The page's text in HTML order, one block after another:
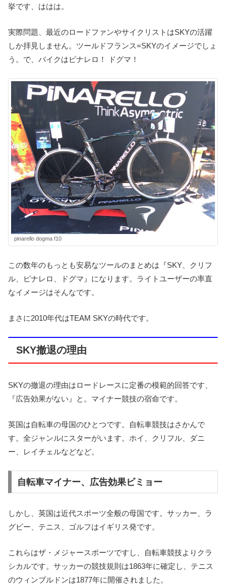
挙です、ははは。
実際問題、最近のロードファンやサイクリストはSKYの活躍
しか拝見しません。ツールドフランス=SKYのイメージでしょ
う。で、バイクはピナレロ！ ドグマ！
pinarello dogma f10
この数年のもっとも安易なツールのまとめは『SKY、クリフ
ル、ピナレロ、ドグマ』になります。ライトユーザーの率直
なイメージはそんなです。
まさに2010年代はTEAM SKYの時代です。
SKY撤退の理由
SKYの撤退の理由はロードレースに定番の模範的回答です、
『広告効果がない』と。マイナー競技の宿命です。
英国は自転車の母国のひとつです。自転車競技はさかんで
す。全ジャンルにスターがいます。ホイ、クリフル、ダニ
ー、レイチェルなどなど。
自転車マイナー、広告効果ビミョー
しかし、英国は近代スポーツ全般の母国です。サッカー、ラ
グビー、テニス、ゴルフはイギリス発です。
これらはザ・メジャースポーツですし、自転車競技よりクラ
シカルです。サッカーの競技規則は1863年に確定し、テニス
のウィンブルドンは1877年に開催されました。